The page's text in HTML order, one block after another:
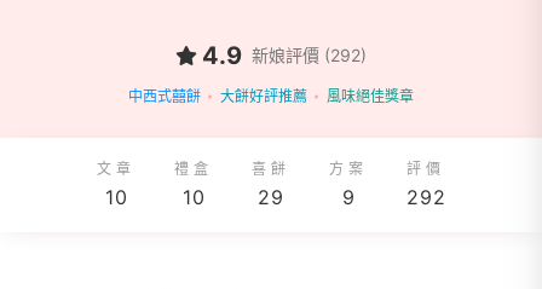
4.9 新娘評價 (292)
中西式囍餅 大餅好評推薦 風味絕佳獎章
文章
10
禮盒
10
喜餅
29
方案
9
評價
292